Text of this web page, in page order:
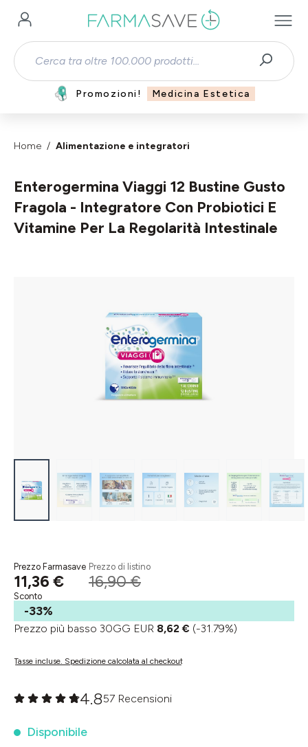
Passa al contenuto principale
Promozioni! Medicina Estetica
Home Alimentazione e integratori
Enterogermina Viaggi 12 Bustine Gusto
Fragola - Integratore Con Probiotici E
Vitamine Per La Regolarità Intestinale
Prezzo Farmasave
11,36 €
Prezzo di listino
16,90 €
Sconto
-33%
Prezzo più basso 30GG EUR 8,62 € (-31.79%)
Tasse incluse. Spedizione calcolata al checkout
4.857 Recensioni
Disponibile